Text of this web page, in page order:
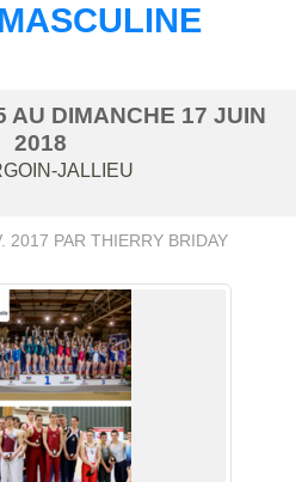
AU DIMANCHE 17 JUIN
2018
JALLIEU
2017 PAR THIERRY BRIDAY